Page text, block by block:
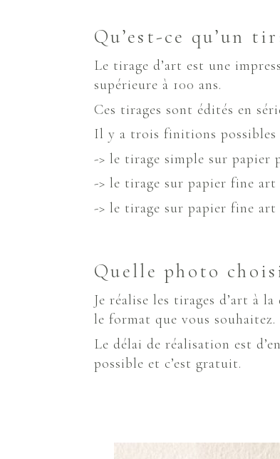
Qu’est-ce qu’un
Le tirage d’art est une
supérieure à 100 ans.
Ces tirages sont édités en
Il y a trois finitions possibles
-> le tirage simple sur papier
-> le tirage sur papier fine
-> le tirage sur papier fine art
Quelle photo
Je réalise les tirages d’art à
le format que vous souhaitez.
Le délai de réalisation est
possible et c’est gratuit.